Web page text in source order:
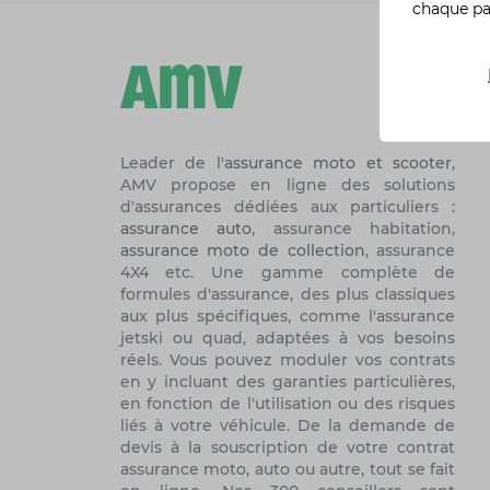
Leader de l'assurance moto et scooter,
AMV propose en ligne des solutions
d'assurances dédiées aux particuliers :
assurance auto, assurance habitation,
assurance moto de collection, assurance
4X4 etc. Une gamme complète de
formules d'assurance, des plus classiques
aux plus spécifiques, comme l'assurance
jetski ou quad, adaptées à vos besoins
réels. Vous pouvez moduler vos contrats
en y incluant des garanties particulières,
en fonction de l'utilisation ou des risques
liés à votre véhicule. De la demande de
devis à la souscription de votre contrat
assurance moto, auto ou autre, tout se fait
chaque